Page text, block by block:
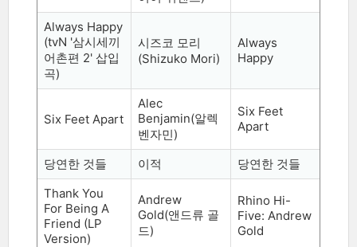
Always Happy
(tvN '삼시세끼
어촌편 2' 삽입
곡)
시즈코 모리
(Shizuko Mori)
Always
Happy
Six Feet Apart
Alec
Benjamin(알렉
벤자민)
Six Feet
Apart
당연한 것들 이적
당연한 것들
Thank You
For Being A
Friend (LP
Version)
Andrew
Gold(앤드류 골
드)
Rhino Hi-
Five: Andrew
Gold